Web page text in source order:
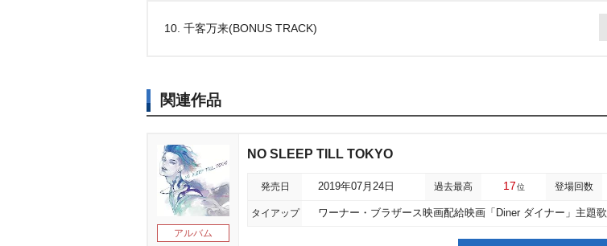
10. 千客万来(BONUS TRACK)
関連作品
アルバム
NO SLEEP TILL TOKYO
発売日 2019年07月24日 過去最高 17位 登場回数
タイアップ ワーナー・ブラザース映画配給映画「Diner ダイナー」主題歌